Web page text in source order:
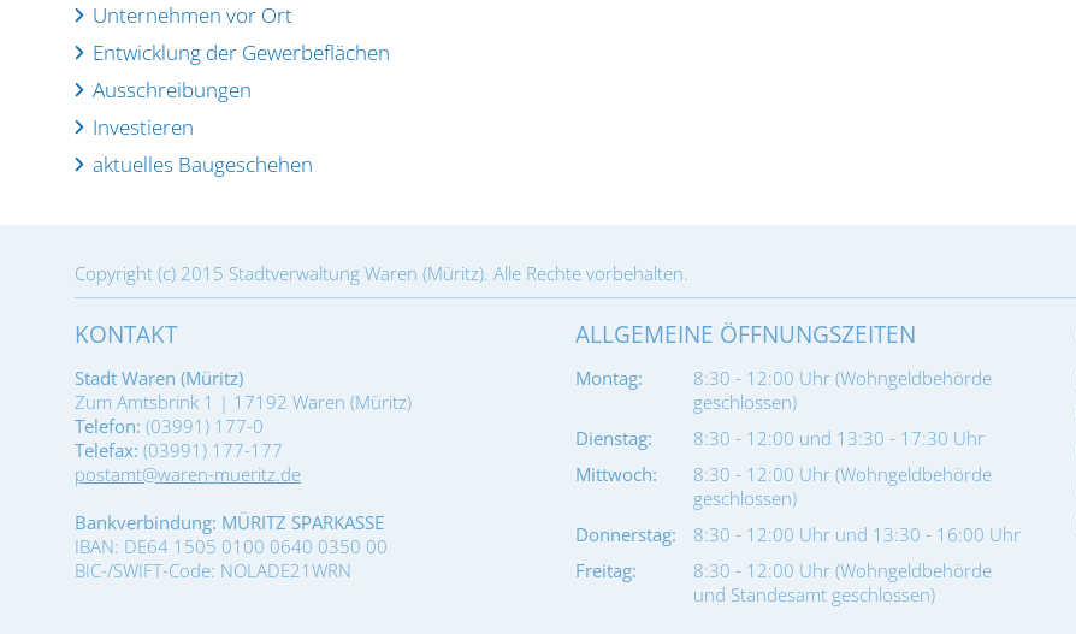
Unternehmen vor Ort
Entwicklung der Gewerbeflächen
Ausschreibungen
Investieren
aktuelles Baugeschehen
Copyright (c) 2015 Stadtverwaltung Waren (Müritz). Alle Rechte vorbehalten.
KONTAKT
Stadt Waren (Müritz)
Zum Amtsbrink 1 | 17192 Waren (Müritz)
Telefon: (03991) 177-0
Telefax: (03991) 177-177
postamt@waren-mueritz.de
Bankverbindung: MÜRITZ SPARKASSE
IBAN: DE64 1505 0100 0640 0350 00
BIC-/SWIFT-Code: NOLADE21WRN
ALLGEMEINE ÖFFNUNGSZEITEN
Montag:
8:30 - 12:00 Uhr (Wohngeldbehörde
geschlossen)
Dienstag:
8:30 - 12:00 und 13:30 - 17:30 Uhr
Mittwoch:
8:30 - 12:00 Uhr (Wohngeldbehörde
geschlossen)
Donnerstag:
8:30 - 12:00 Uhr und 13:30 - 16:00 Uhr
Freitag:
8:30 - 12:00 Uhr (Wohngeldbehörde
und Standesamt geschlossen)